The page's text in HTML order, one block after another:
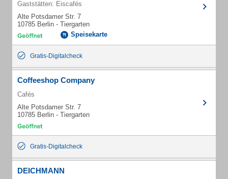
Gaststätten: Eiscafés
Alte Potsdamer Str. 7
10785 Berlin - Tiergarten
Speisekarte
Gratis-Digitalcheck
Coffeeshop Company
Cafés
Alte Potsdamer Str. 7
10785 Berlin - Tiergarten
Gratis-Digitalcheck
DEICHMANN